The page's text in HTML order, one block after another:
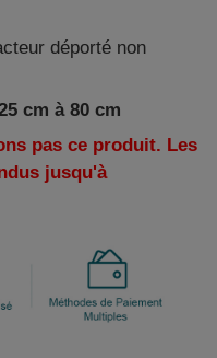
déporté non
cm à 80 cm
pas ce produit. Les
jusqu'à